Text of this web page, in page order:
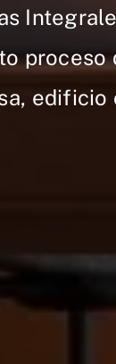
proceso
edificio